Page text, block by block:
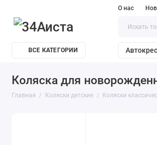
О нас
ВСЕ КАТЕГОРИИ
Коляска для
Главная Коляски детские Коляски